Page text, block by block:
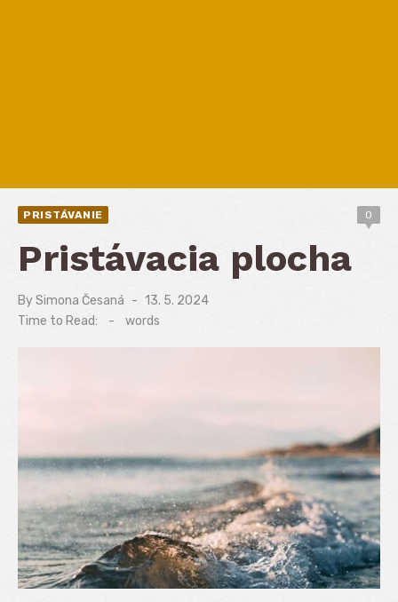
PRISTÁVANIE 0
Pristávacia plocha
BySimona Česaná
Posted
on
13. 5. 2024
Time to Read:
- words